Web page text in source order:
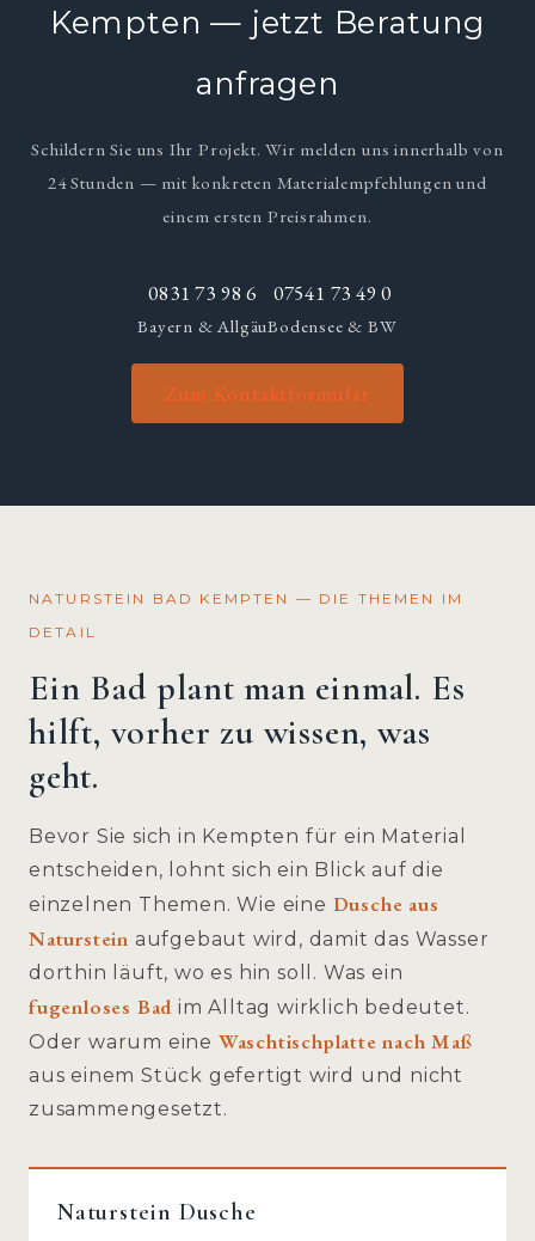
Kempten — jetzt Beratung
anfragen
Schildern Sie uns Ihr Projekt. Wir melden uns innerhalb von
24 Stunden — mit konkreten Materialempfehlungen und
einem ersten Preisrahmen.
0831 73 98 6
Bayern & Allgäu
07541 73 49 0
Bodensee & BW
Zum Kontaktformular
NATURSTEIN BAD KEMPTEN — DIE THEMEN IM
DETAIL
Ein Bad plant man einmal. Es
hilft, vorher zu wissen, was
geht.
Bevor Sie sich in Kempten für ein Material
entscheiden, lohnt sich ein Blick auf die
einzelnen Themen. Wie eine Dusche aus
Naturstein aufgebaut wird, damit das Wasser
dorthin läuft, wo es hin soll. Was ein
fugenloses Bad im Alltag wirklich bedeutet.
Oder warum eine Waschtischplatte nach Maß
aus einem Stück gefertigt wird und nicht
zusammengesetzt.
Naturstein Dusche